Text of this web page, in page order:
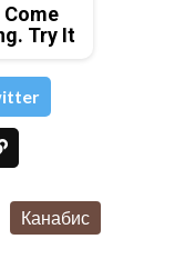
Come
Try It
Канабис